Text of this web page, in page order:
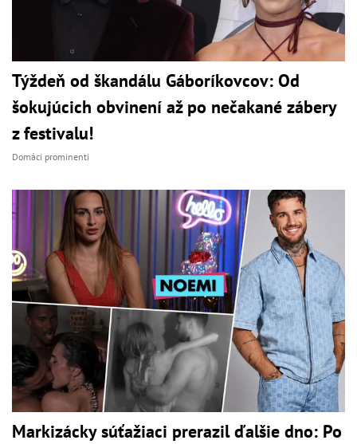
Týždeň od škandálu Gáboríkovcov: Od
šokujúcich obvinení až po nečakané zábery
z festivalu!
Domáci prominenti
Markizácky súťažiaci prerazil ďalšie dno: Po